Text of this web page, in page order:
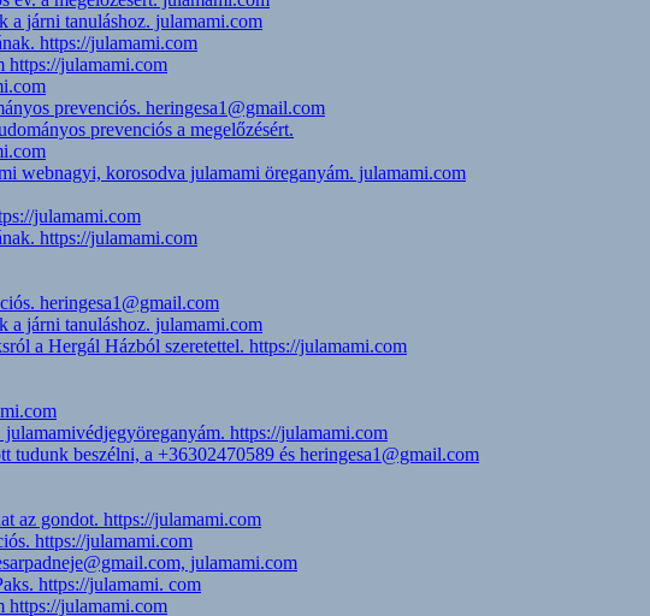
a járni tanuláshoz. julamami.com
https://julamami.com
https://julamami.com
prevenciós. heringesa1@gmail.com
prevenciós a megelőzésért.
webnagyi, korosodva julamami öreganyám. julamami.com
julamami.com
https://julamami.com
heringesa1@gmail.com
a járni tanuláshoz. julamami.com
a Hergál Házból szeretettel. https://julamami.com
https://julamami.com
tudunk beszélni, a +36302470589 és heringesa1@gmail.com
az gondot. https://julamami.com
https://julamami.com
julamami.com
https://julamami. com
https://julamami.com